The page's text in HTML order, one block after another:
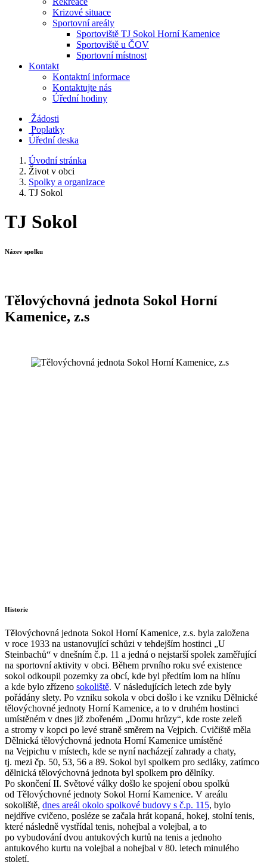
Krizové situace
Sportovní areály
Sportoviště TJ Sokol Horní Kamenice
Sportoviště u ČOV
Sportovní místnost
Kontakt
Kontaktní informace
Kontaktujte nás
Úřední hodiny
Žádosti
Poplatky
Úřední deska
Úvodní stránka
Život v obci
Spolky a organizace
TJ Sokol
TJ Sokol
Název spolku
Tělovýchovná jednota Sokol Horní
Kamenice, z.s
Historie
Tělovýchovná jednota Sokol Horní Kamenice, z.s. byla založena
v roce 1933 na ustanovující schůzi v tehdejším hostinci „U
Steinbachů“ v dnešním č.p. 11 a jedná o nejstarší spolek zaměřující
na sportovní aktivity v obci. Během prvního roku své existence
sokol odkoupil pozemky za obcí, kde byl předtím lom na hlínu
a kde bylo zřízeno sokoliště. V následujících letech zde byly
pořádány slety. Po vzniku sokola v obci došlo i ke vzniku Dělnické
tělovýchovné jednoty Horní Kamenice, a to v druhém hostinci
umístěném v dnes již zbořeném „Domu hrůzy“, kde roste zeleň
a stromy v kopci po levé straně směrem na Vejpich. Cvičiště měla
Dělnická tělovýchovná jednota Horní Kamenice umístěné
na Vejpichu v místech, kde se nyní nacházejí zahrady a chaty,
tj. mezi čp. 50, 53, 56 a 89. Sokol byl spolkem pro sedláky, zatímco
dělnická tělovýchovná jednota byl spolkem pro dělníky.
Po skončení II. Světové války došlo ke spojení obou spolků
od Tělovýchovné jednoty Sokol Horní Kamenice. V areálu
sokoliště, dnes areál okolo spolkové budovy s č.p. 115, bylo
nejdříve cvičeno, posléze se začala hrát kopaná, hokej, stolní tenis,
které následně vystřídal tenis, nohejbal a volejbal, a to
po vybudování dvou antukových kurtů na tenis a jednoho
antukového kurtu na volejbal a nohejbal v 80. letech minulého
století.